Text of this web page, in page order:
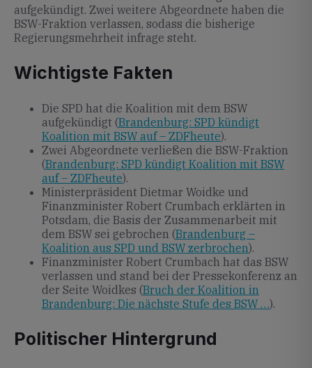
aufgekündigt. Zwei weitere Abgeordnete haben die
BSW-Fraktion verlassen, sodass die bisherige
Regierungsmehrheit infrage steht.
Wichtigste Fakten
Die SPD hat die Koalition mit dem BSW
aufgekündigt (Brandenburg: SPD kündigt
Koalition mit BSW auf – ZDFheute).
Zwei Abgeordnete verließen die BSW-Fraktion
(Brandenburg: SPD kündigt Koalition mit BSW
auf – ZDFheute).
Ministerpräsident Dietmar Woidke und
Finanzminister Robert Crumbach erklärten in
Potsdam, die Basis der Zusammenarbeit mit
dem BSW sei gebrochen (Brandenburg –
Koalition aus SPD und BSW zerbrochen).
Finanzminister Robert Crumbach hat das BSW
verlassen und stand bei der Pressekonferenz an
der Seite Woidkes (Bruch der Koalition in
Brandenburg: Die nächste Stufe des BSW …).
Politischer Hintergrund